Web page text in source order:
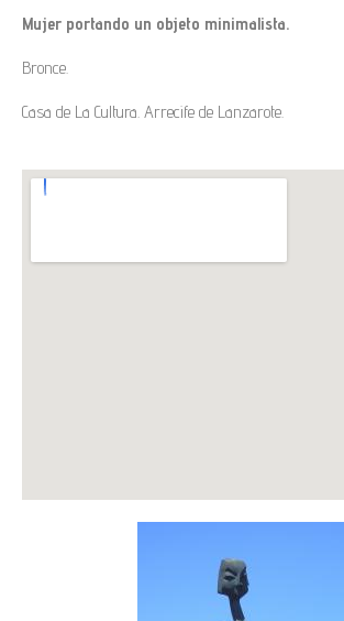
Mujer portando un objeto minimalista.
Bronce.
Casa de La Cultura. Arrecife de Lanzarote.